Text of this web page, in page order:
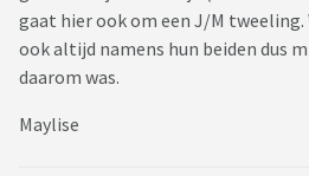
gaat hier ook om een J/M
ook altijd namens hun beiden dus
daarom was.
Maylise